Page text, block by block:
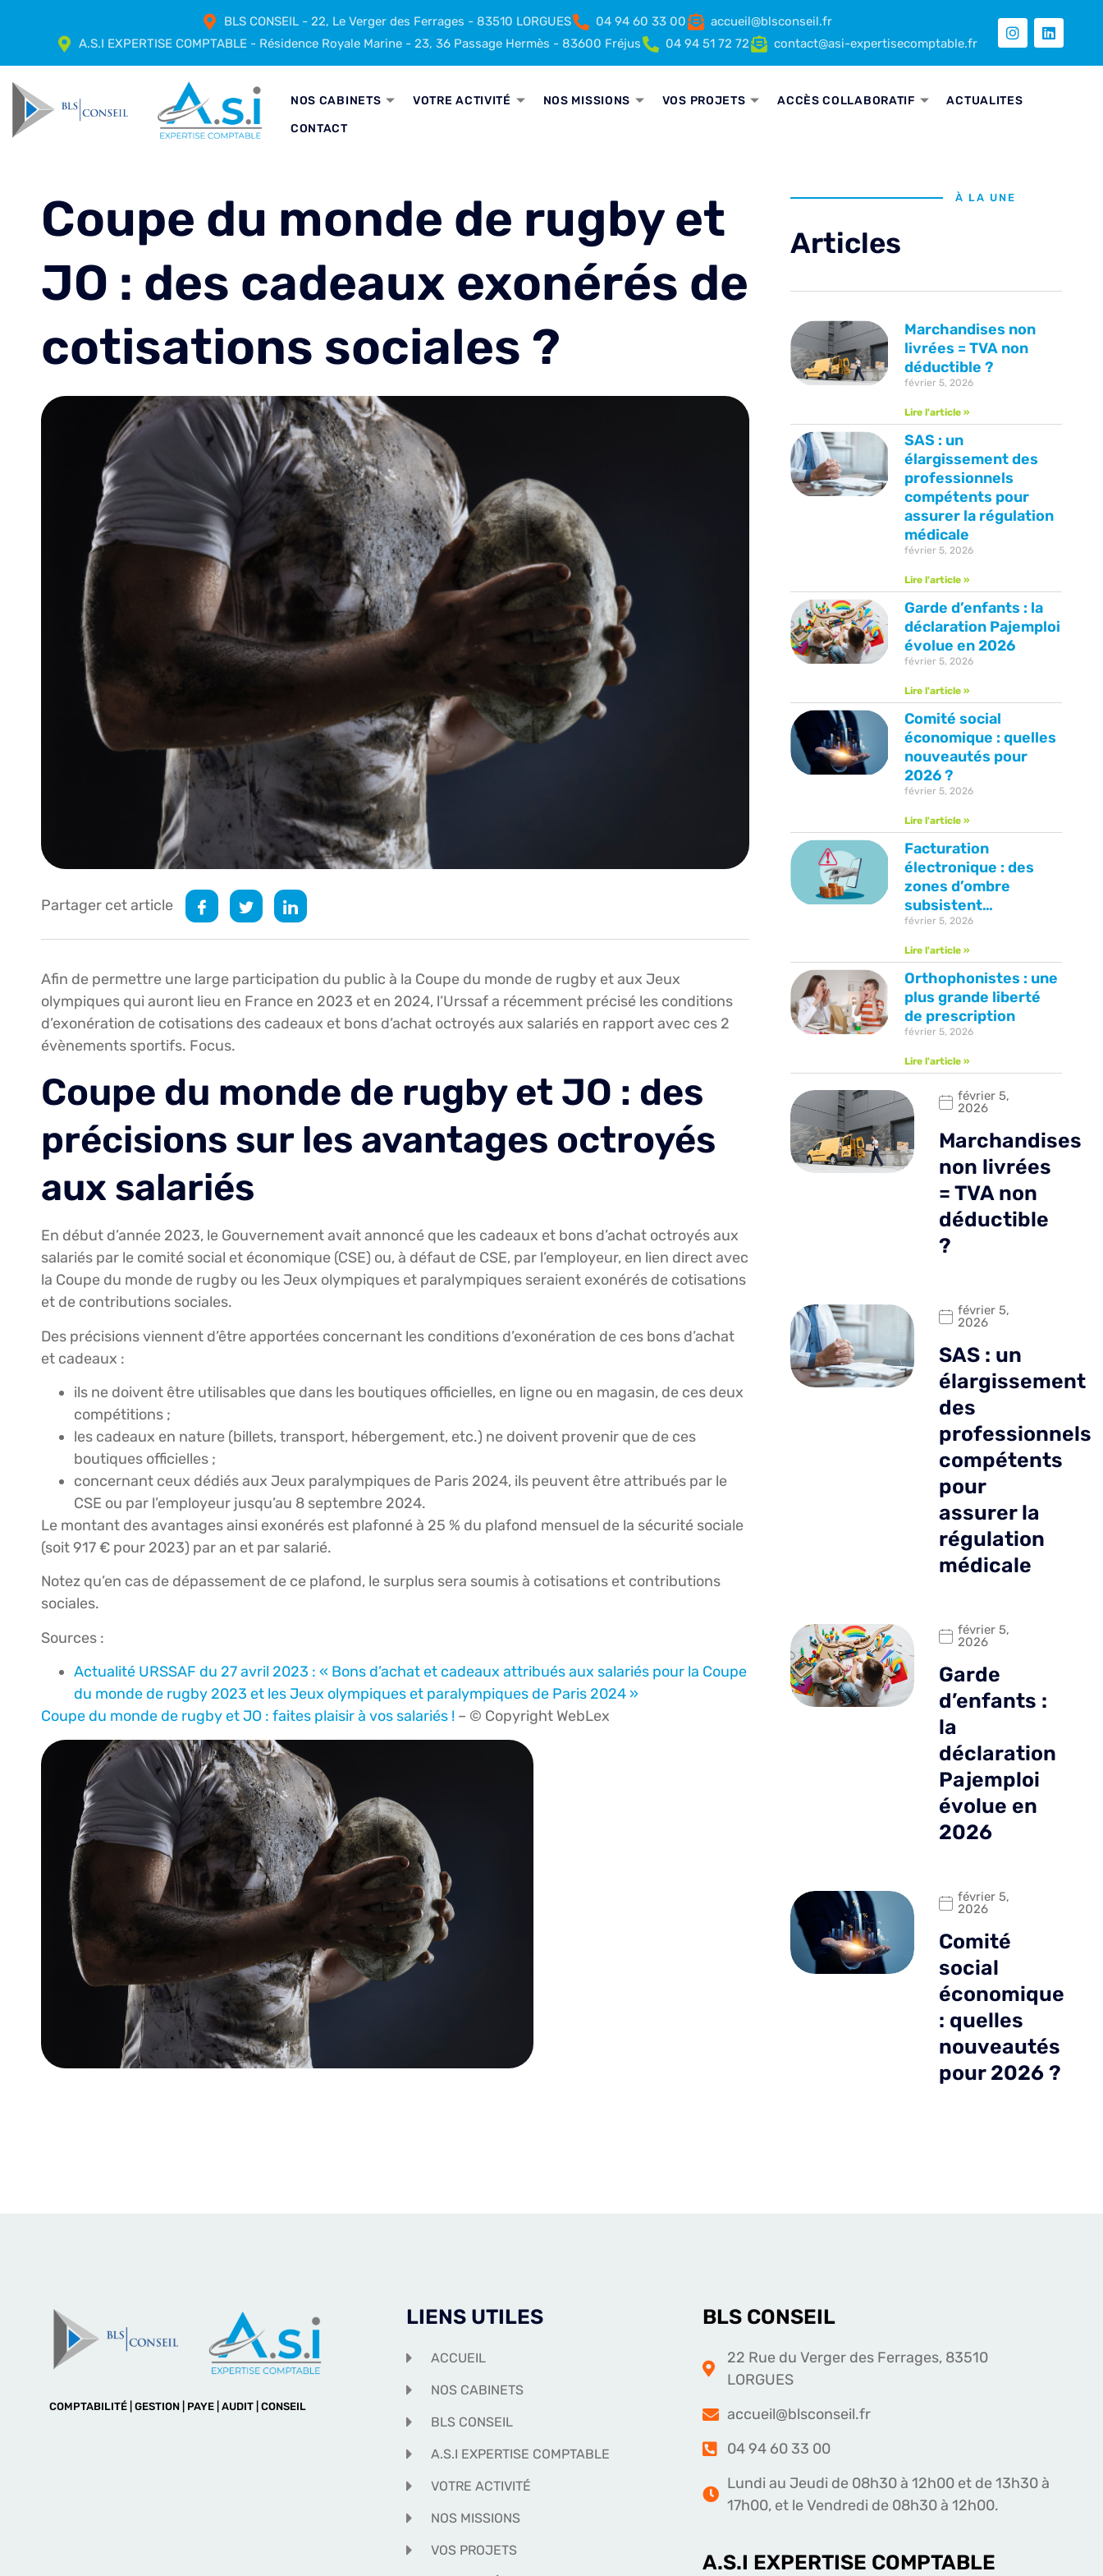
BLS CONSEIL - 22, Le Verger des Ferrages - 83510 LORGUES 04 94 60 33 00
accueil@blsconseil.fr
A.S.I EXPERTISE COMPTABLE - Résidence Royale Marine - 23, 36 Passage Hermès - 83600 Fréjus
04 94 51 72 72 contact@asi-expertisecomptable.fr
NOS CABINETS VOTRE ACTIVITÉ NOS MISSIONS VOS PROJETS ACCÈS COLLABORATIF
ACTUALITES
CONTACT
Coupe du monde de rugby et
JO : des cadeaux exonérés de
cotisations sociales ?
Partager cet article
Afin de permettre une large participation du public à la Coupe du monde de rugby et aux Jeux
olympiques qui auront lieu en France en 2023 et en 2024, l’Urssaf a récemment précisé les conditions
d’exonération de cotisations des cadeaux et bons d’achat octroyés aux salariés en rapport avec ces 2
évènements sportifs. Focus.
Coupe du monde de rugby et JO : des
précisions sur les avantages octroyés
aux salariés
En début d’année 2023, le Gouvernement avait annoncé que les cadeaux et bons d’achat octroyés aux
salariés par le comité social et économique (CSE) ou, à défaut de CSE, par l’employeur, en lien direct avec
la Coupe du monde de rugby ou les Jeux olympiques et paralympiques seraient exonérés de cotisations
et de contributions sociales.
Des précisions viennent d’être apportées concernant les conditions d’exonération de ces bons d’achat
et cadeaux :
ils ne doivent être utilisables que dans les boutiques officielles, en ligne ou en magasin, de ces deux
compétitions ;
les cadeaux en nature (billets, transport, hébergement, etc.) ne doivent provenir que de ces
boutiques officielles ;
concernant ceux dédiés aux Jeux paralympiques de Paris 2024, ils peuvent être attribués par le
CSE ou par l’employeur jusqu’au 8 septembre 2024.
Le montant des avantages ainsi exonérés est plafonné à 25 % du plafond mensuel de la sécurité sociale
(soit 917 € pour 2023) par an et par salarié.
Notez qu’en cas de dépassement de ce plafond, le surplus sera soumis à cotisations et contributions
sociales.
Sources :
Actualité URSSAF du 27 avril 2023 : « Bons d’achat et cadeaux attribués aux salariés pour la Coupe
du monde de rugby 2023 et les Jeux olympiques et paralympiques de Paris 2024 »
Coupe du monde de rugby et JO : faites plaisir à vos salariés ! – © Copyright WebLex
À LA UNE
Articles
Marchandises non
livrées = TVA non
déductible ?
février 5, 2026
Lire l'article »
SAS : un
élargissement des
professionnels
compétents pour
assurer la régulation
médicale
février 5, 2026
Lire l'article »
Garde d’enfants : la
déclaration Pajemploi
évolue en 2026
février 5, 2026
Lire l'article »
Comité social
économique : quelles
nouveautés pour
2026 ?
février 5, 2026
Lire l'article »
Facturation
électronique : des
zones d’ombre
subsistent…
février 5, 2026
Lire l'article »
Orthophonistes : une
plus grande liberté
de prescription
février 5, 2026
Lire l'article »
février 5,
2026
Marchandises
non livrées
= TVA non
déductible
?
février 5,
2026
SAS : un
élargissement
des
professionnels
compétents
pour
assurer la
régulation
médicale
février 5,
2026
Garde
d’enfants :
la
déclaration
Pajemploi
évolue en
2026
février 5,
2026
Comité
social
économique
: quelles
nouveautés
pour 2026 ?
COMPTABILITÉ | GESTION | PAYE | AUDIT | CONSEIL
LIENS UTILES
ACCUEIL
NOS CABINETS
BLS CONSEIL
A.S.I EXPERTISE COMPTABLE
VOTRE ACTIVITÉ
NOS MISSIONS
VOS PROJETS
BLS CONSEIL
22 Rue du Verger des Ferrages, 83510
LORGUES
accueil@blsconseil.fr
04 94 60 33 00
Lundi au Jeudi de 08h30 à 12h00 et de 13h30 à
17h00, et le Vendredi de 08h30 à 12h00.
A.S.I EXPERTISE COMPTABLE